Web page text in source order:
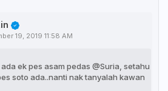
19, 2019 11:58 AM
ek pes asam pedas @Suria, setahu
soto ada..nanti nak tanyalah kawan